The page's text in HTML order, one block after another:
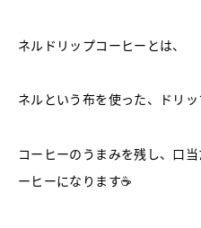
ネルドリップコーヒーとは、
ネルという布を使った、ドリッ
コーヒーのうまみを残し、口
ーヒーになります☕